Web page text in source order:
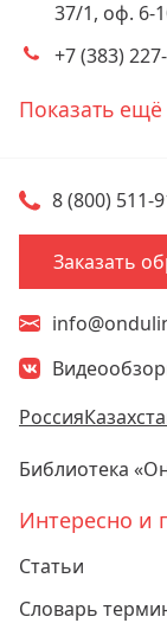
Адрес37/1, оф. 6-
+7 (383)
Показать ещё
8 (800) 511-
Заказать
Россия
Библиотека
Интересно и
Статьи
Словарь